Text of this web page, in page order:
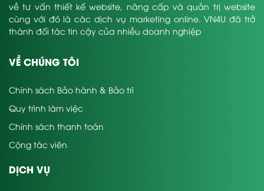
về tư vấn thiết kế website, nâng cấp và quản trị website
cùng với đó là các dịch vụ marketing online. VN4U đã trở
thành đối tác tin cậy của nhiều doanh nghiệp
VỀ CHÚNG TÔI
Chính sách Bảo hành & Bảo trì
Quy trình làm việc
Chính sách thanh toán
Cộng tác viên
DỊCH VỤ